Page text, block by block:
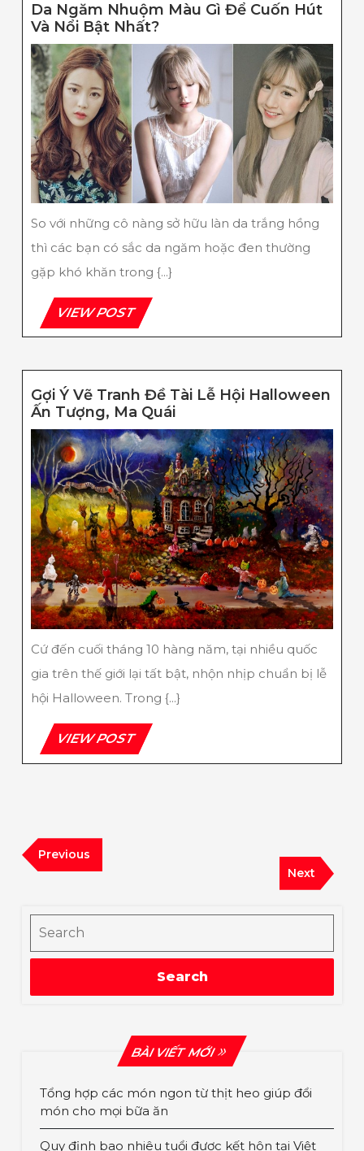
Da Ngăm Nhuộm Màu Gì Để Cuốn Hút
Và Nổi Bật Nhất?Da
Ngăm
Nhuộm
Màu
Gì
Để
Cuốn
Hút
Và
Nổi
Bật
Nhất?
So với những cô nàng sở hữu làn da trắng hồng
thì các bạn có sắc da ngăm hoặc đen thường
gặp khó khăn trong {...}
VIEW POSTVIEW
POST
Gợi Ý Vẽ Tranh Đề Tài Lễ Hội Halloween
Ấn Tượng, Ma QuáiGợi
Ý
Vẽ
Tranh
Đề
Tài
Lễ
Hội
Halloween
Ấn
Tượng,
Ma
Quái
Cứ đến cuối tháng 10 hàng năm, tại nhiều quốc
gia trên thế giới lại tất bật, nhộn nhịp chuẩn bị lễ
hội Halloween. Trong {...}
VIEW POSTVIEW
POST
Điều
hướng
viết
Previous
Post
Previous
Next
Post
Next
Search
Search
BÀI VIẾT MỚI
Tổng hợp các món ngon từ thịt heo giúp đổi
món cho mọi bữa ăn
Quy định bao nhiêu tuổi được kết hôn tại Việt